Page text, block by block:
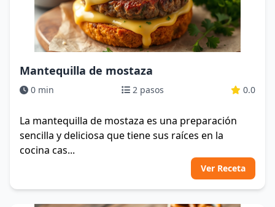
Mantequilla de mostaza
0 min 2 pasos 0.0
La mantequilla de mostaza es una preparación
sencilla y deliciosa que tiene sus raíces en la
cocina cas...
Ver Receta